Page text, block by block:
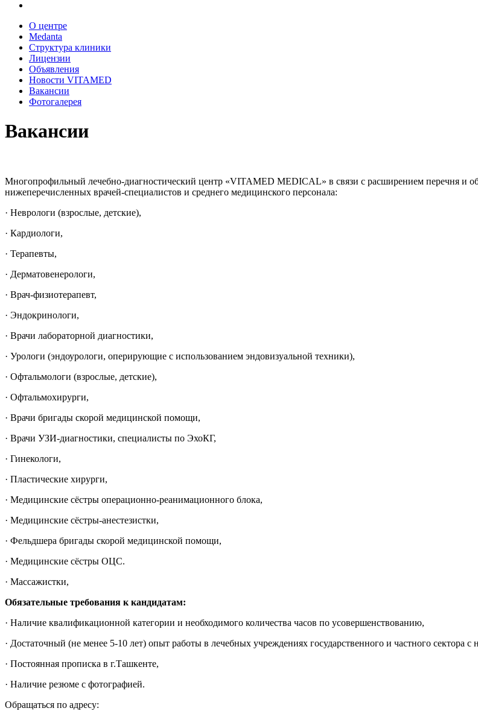
О центре
Medanta
Структура клиники
Лицензии
Объявления
Новости VITAMED
Вакансии
Фотогалерея
Вакансии
Многопрофильный лечебно-диагностический центр «VITAMED MEDICAL» в связи с расширением перечня и
нижеперечисленных врачей-специалистов и среднего медицинского персонала:
· Неврологи (взрослые, детские),
· Кардиологи,
· Терапевты,
· Дерматовенерологи,
· Врач-физиотерапевт,
· Эндокринологи,
· Врачи лабораторной диагностики,
· Урологи (эндоурологи, оперирующие с использованием эндовизуальной техники),
· Офтальмологи (взрослые, детские),
· Офтальмохирурги,
· Врачи бригады скорой медицинской помощи,
· Врачи УЗИ-диагностики, специалисты по ЭхоКГ,
· Гинекологи,
· Пластические хирурги,
· Медицинские сёстры операционно-реанимационного блока,
· Медицинские сёстры-анестезистки,
· Фельдшера бригады скорой медицинской помощи,
· Медицинские сёстры ОЦС.
· Массажистки,
Обязательные требования к кандидатам:
· Наличие квалификационной категории и необходимого количества часов по усовершенствованию,
· Достаточный (не менее 5-10 лет) опыт работы в лечебных учреждениях государственного и частного сектора с
· Постоянная прописка в г.Ташкенте,
· Наличие резюме с фотографией.
Обращаться по адресу: